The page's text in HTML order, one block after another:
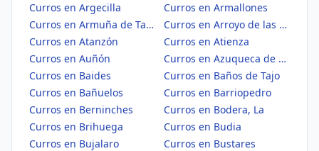
Curros en Argecilla
Curros en Armallones
Curros en Armuña de Tajuña
Curros en Arroyo de las Fraguas
Curros en Atanzón
Curros en Atienza
Curros en Auñón
Curros en Azuqueca de Henares
Curros en Baides
Curros en Baños de Tajo
Curros en Bañuelos
Curros en Barriopedro
Curros en Berninches
Curros en Bodera, La
Curros en Brihuega
Curros en Budia
Curros en Bujalaro
Curros en Bustares